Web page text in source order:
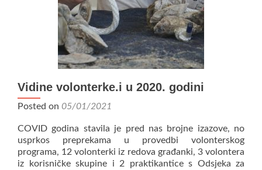
Vidine volonterke.i u 2020. godini
Posted on 05/01/2021
COVID godina stavila je pred nas brojne izazove, no
usprkos preprekama u provedbi volonterskog
programa, 12 volonterki iz redova građanki, 3 volontera
iz korisničke skupine i 2 praktikantice s Odsjeka za